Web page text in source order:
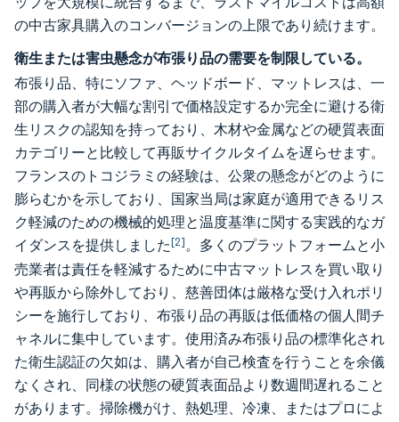
の中古家具購入のコンバージョンの上限であり続けます。
衛生または害虫懸念が布張り品の需要を制限している。
布張り品、特にソファ、ヘッドボード、マットレスは、一
部の購入者が大幅な割引で価格設定するか完全に避ける衛
生リスクの認知を持っており、木材や金属などの硬質表面
カテゴリーと比較して再販サイクルタイムを遅らせます。
フランスのトコジラミの経験は、公衆の懸念がどのように
膨らむかを示しており、国家当局は家庭が適用できるリス
ク軽減のための機械的処理と温度基準に関する実践的なガ
イダンスを提供しました[2]。多くのプラットフォームと小
売業者は責任を軽減するために中古マットレスを買い取り
や再販から除外しており、慈善団体は厳格な受け入れポリ
シーを施行しており、布張り品の再販は低価格の個人間チ
ャネルに集中しています。使用済み布張り品の標準化され
た衛生認証の欠如は、購入者が自己検査を行うことを余儀
なくされ、同様の状態の硬質表面品より数週間遅れること
があります。掃除機がけ、熱処理、冷凍、またはプロによ